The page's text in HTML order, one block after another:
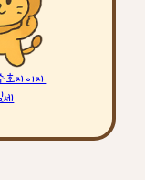
호자이자
세